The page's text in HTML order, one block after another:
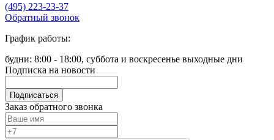
(495) 223-23-37
Обратный звонок
График работы:
будни: 8:00 - 18:00, суббота и воскресенье выходные дни
Подписка на новости
Подписаться
Заказ обратного звонка